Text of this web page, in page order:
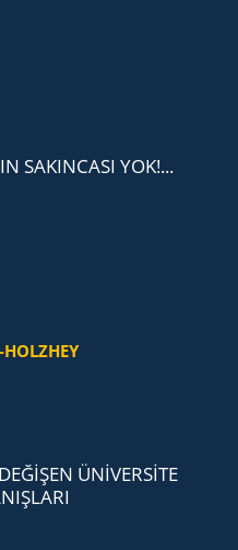
SAKINCASI YOK!...
ÜNİVERSİTE